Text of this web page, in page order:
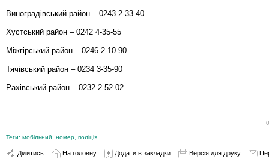
Виноградівський район – 0243 2-33-40
Хустський район – 0242 4-35-55
Міжгірський район – 0246 2-10-90
Тячівський район – 0234 3-35-90
Рахівський район – 0232 2-52-02
Теги: мобільний номер поліція
Ділитись На головну Додати в закладки Версія для друку